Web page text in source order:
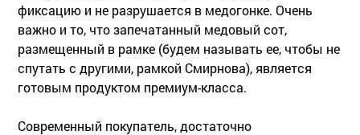
фиксацию и не разрушается в медогонке. Очень
важно и то, что запечатанный медовый сот,
размещенный в рамке (будем называть ее, чтобы не
спутать с другими, рамкой Смирнова), является
готовым продуктом премиум-класса.
Современный покупатель, достаточно